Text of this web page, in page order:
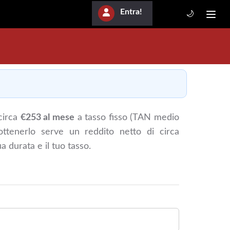
Entra! 🌙
€253 al mese a tasso fisso (TAN medio
serve un reddito netto di circa
durata e il tuo tasso.